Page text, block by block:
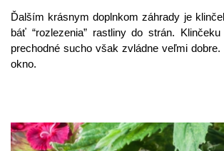
Ďalším krásnym doplnkom záhrady je
báť “rozlezenia” rastliny do strán.
prechodné sucho však zvládne veľmi
okno.